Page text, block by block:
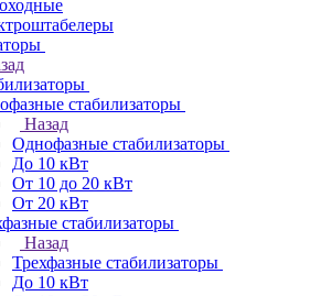
стабилизаторы
Назад
Однофазные стабилизаторы
До 10 кВт
От 10 до 20 кВт
От 20 кВт
стабилизаторы
Назад
Трехфазные стабилизаторы
До 10 кВт